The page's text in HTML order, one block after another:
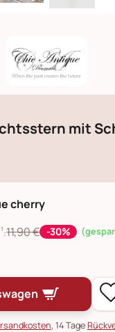
mit
cherry
:11,90 € -30%
, 14 Tage